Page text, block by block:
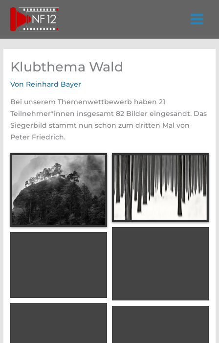
springen
Klubthema Wald
Von Reinhard Bayer
Bei unserem Themenwettbewerb haben 21
Teilnehmer*innen insgesamt 82 Bilder eingesandt. Das
Siegerbild stammt nun schon zum dritten Mal von
Peter Friedrich.